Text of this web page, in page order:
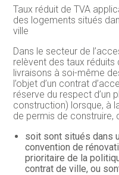
Taux réduit de TVA
des logements situés
ville
Dans le secteur de
relèvent des taux réduits
livraisons à soi-même
l’objet d’un contrat
réserve du respect d’un
construction) lorsque, à
de permis de construire,
soit sont situés dans
convention de
prioritaire de la
contrat de ville, ou